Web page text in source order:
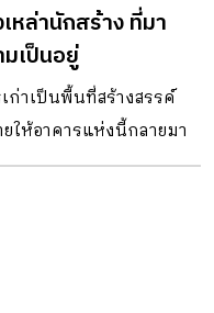
หล่านักสร้าง ที่มา
เป็นอยู่
เก่าเป็นพื้นที่สร้างสรรค์
ให้อาคารแห่งนี้กลายมา
างจากคอมมูนิตี้ทั่วไป